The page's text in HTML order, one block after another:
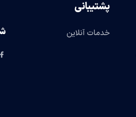
پشتیبانی
خدمات آنلاین